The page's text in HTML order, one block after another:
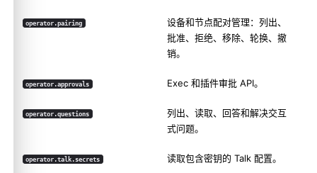
operator.pairing
设备和节点配对管理：列出、
批准、拒绝、移除、轮换、撤
销。
operator.approvals Exec 和插件审批 API。
operator.questions
列出、读取、回答和解决交互
式问题。
operator.talk.secrets 读取包含密钥的 Talk 配置。